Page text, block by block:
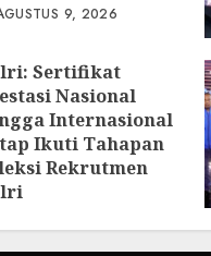
9, 2026
Sertifikat
Nasional
Internasional
Ikuti Tahapan
Rekrutmen